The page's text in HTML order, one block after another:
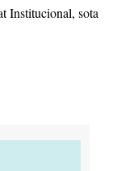
Institucional, sota